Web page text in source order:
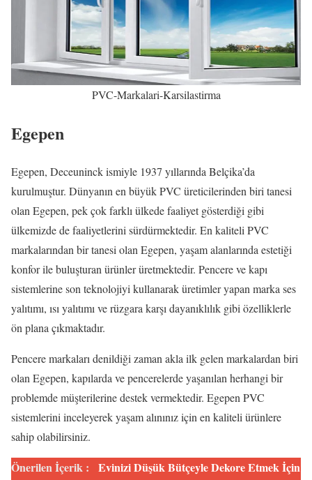
PVC-Markalari-Karsilastirma
Egepen
Egepen, Deceuninck ismiyle 1937 yıllarında Belçika’da
kurulmuştur. Dünyanın en büyük PVC üreticilerinden biri tanesi
olan Egepen, pek çok farklı ülkede faaliyet gösterdiği gibi
ülkemizde de faaliyetlerini sürdürmektedir. En kaliteli PVC
markalarından bir tanesi olan Egepen, yaşam alanlarında estetiği
konfor ile buluşturan ürünler üretmektedir. Pencere ve kapı
sistemlerine son teknolojiyi kullanarak üretimler yapan marka ses
yalıtımı, ısı yalıtımı ve rüzgara karşı dayanıklılık gibi özelliklerle
ön plana çıkmaktadır.
Pencere markaları denildiği zaman akla ilk gelen markalardan biri
olan Egepen, kapılarda ve pencerelerde yaşanılan herhangi bir
problemde müşterilerine destek vermektedir. Egepen PVC
sistemlerini inceleyerek yaşam alınınız için en kaliteli ürünlere
sahip olabilirsiniz.
Önerilen İçerik :
Evinizi Düşük Bütçeyle Dekore Etmek İçin